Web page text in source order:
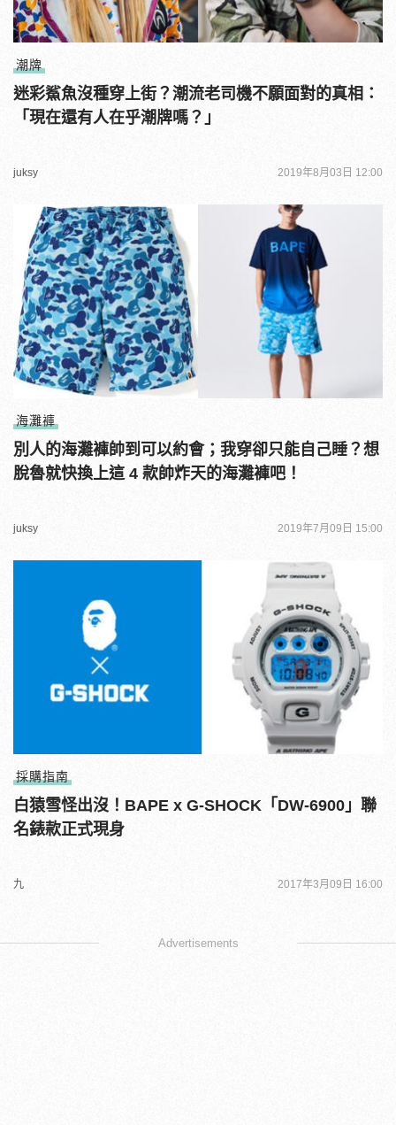
潮牌
迷彩鯊魚沒種穿上街？潮流老司機不願面對的真相：
「現在還有人在乎潮牌嗎？」
juksy 2019年8月03日 12:00
海灘褲
別人的海灘褲帥到可以約會；我穿卻只能自己睡？想
脫魯就快換上這 4 款帥炸天的海灘褲吧！
juksy 2019年7月09日 15:00
採購指南
白猿雪怪出沒！BAPE x G-SHOCK「DW-6900」聯
名錶款正式現身
九 2017年3月09日 16:00
Advertisements